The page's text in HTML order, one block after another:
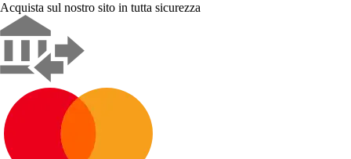
Acquista sul nostro sito in tutta sicurezza